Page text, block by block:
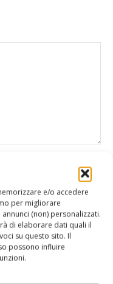
e/o accedere
per migliorare
(non) personalizzati.
di elaborare dati quali il
su questo sito. Il
possono influire
questo browser per la